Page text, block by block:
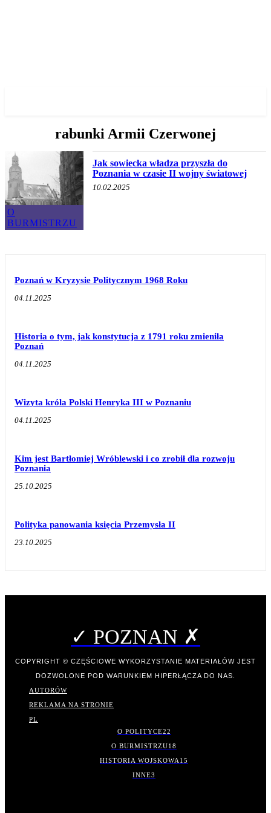
rabunki Armii Czerwonej
O
BURMISTRZU
Jak sowiecka władza przyszła do
Poznania w czasie II wojny światowej
10.02.2025
Poznań w Kryzysie Politycznym 1968 Roku
04.11.2025
Historia o tym, jak konstytucja z 1791 roku zmieniła
Poznań
04.11.2025
Wizyta króla Polski Henryka III w Poznaniu
04.11.2025
Kim jest Bartłomiej Wróblewski i co zrobił dla rozwoju
Poznania
25.10.2025
Polityka panowania księcia Przemysła II
23.10.2025
✓ POZNAN ✗
COPYRIGHT © CZĘŚCIOWE WYKORZYSTANIE MATERIAŁÓW JEST
DOZWOLONE POD WARUNKIEM HIPERŁĄCZA DO NAS.
AUTORÓW
REKLAMA NA STRONIE
PL
O POLITYCE22
O BURMISTRZU18
HISTORIA WOJSKOWA 15
INNE3